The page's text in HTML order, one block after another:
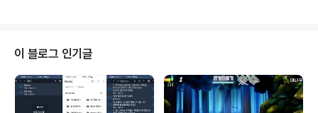
이 걸리는 문제입니다. 짧은 평지를 샤방샤방하게 다니는
데는 큰 문제가 없습니다. 제가 쓰는 용도가 그런 것이기 때
문에 그냥 쓰려고 합니다. 뭐, 저런 미니미니한 자전거로 고
속 주행할 일 없겠죠? ^^ 이 자전거의 최강점은, 편의성입
니다. 접고 펴는데 한번의 손짓이면 됩니다. 스트라이다류
이 블로그 인기글